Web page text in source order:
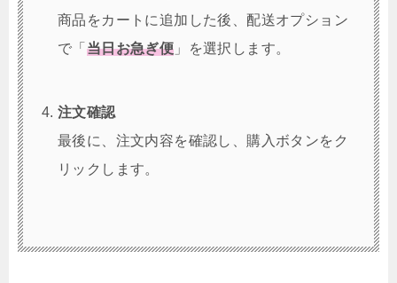
商品をカートに追加した後、配送オプション
で「 当日お急ぎ便 」を選択します。
注文確認
最後に、注文内容を確認し、購入ボタンをク
リックします。